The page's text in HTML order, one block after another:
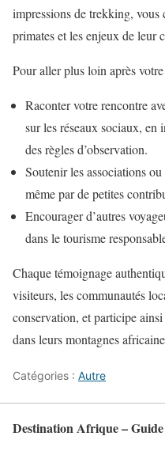
impressions de trekking,
primates et les enjeux de leur
Pour aller plus loin après
Raconter votre rencontre
sur les réseaux sociaux, en
des règles d’observation.
Soutenir les associations
même par de petites
Encourager d’autres
dans le tourisme
Chaque témoignage
visiteurs, les communautés
conservation, et participe
dans leurs montagnes
Catégories : Autre
Destination Afrique –